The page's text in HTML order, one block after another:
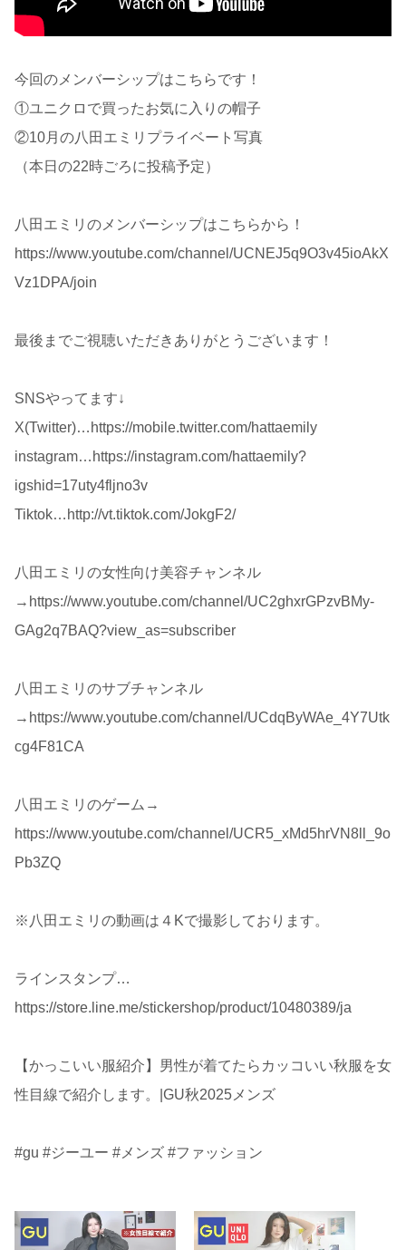
今回のメンバーシップはこちらです！
①ユニクロで買ったお気に入りの帽子
②10月の八田エミリプライベート写真
（本日の22時ごろに投稿予定）
八田エミリのメンバーシップはこちらから！
https://www.youtube.com/channel/UCNEJ5q9O3v45ioAkX
Vz1DPA/join
最後までご視聴いただきありがとうございます！
SNSやってます↓
X(Twitter)…https://mobile.twitter.com/hattaemily
instagram…https://instagram.com/hattaemily?
igshid=17uty4fljno3v
Tiktok…http://vt.tiktok.com/JokgF2/
八田エミリの女性向け美容チャンネル
→https://www.youtube.com/channel/UC2ghxrGPzvBMy-
GAg2q7BAQ?view_as=subscriber
八田エミリのサブチャンネル
→https://www.youtube.com/channel/UCdqByWAe_4Y7Utk
cg4F81CA
八田エミリのゲーム→
https://www.youtube.com/channel/UCR5_xMd5hrVN8ll_9o
Pb3ZQ
※八田エミリの動画は４Kで撮影しております。
ラインスタンプ…
https://store.line.me/stickershop/product/10480389/ja
【かっこいい服紹介】男性が着てたらカッコいい秋服を女
性目線で紹介します。|GU秋2025メンズ
#gu #ジーユー #メンズ #ファッション